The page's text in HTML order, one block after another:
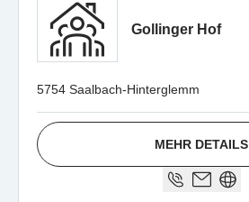
Gollinger Hof
5754 Saalbach-Hinterglemm
MEHR DETAILS